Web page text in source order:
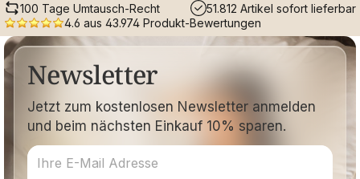
100 Tage Umtausch-Recht
51.812 Artikel sofort lieferbar
4.6 aus 43.974 Produkt-Bewertungen
Newsletter
Jetzt zum kostenlosen Newsletter anmelden
und beim nächsten Einkauf 10% sparen.